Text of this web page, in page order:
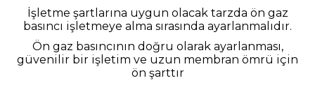
İşletme şartlarına uygun olacak tarzda ön gaz
basıncı işletmeye alma sırasında ayarlanmalıdır.
Ön gaz basıncının doğru olarak ayarlanması,
güvenilir bir işletim ve uzun membran ömrü için
ön şarttır